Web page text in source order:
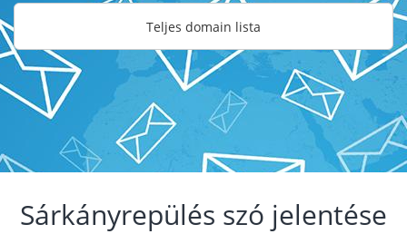
Teljes domain lista
Sárkányrepülés szó jelentése